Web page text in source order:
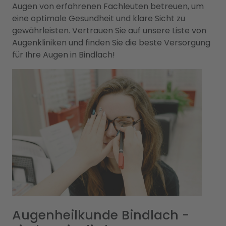
Augen von erfahrenen Fachleuten betreuen, um
eine optimale Gesundheit und klare Sicht zu
gewährleisten. Vertrauen Sie auf unsere Liste von
Augenkliniken und finden Sie die beste Versorgung
für Ihre Augen in Bindlach!
Augenheilkunde Bindlach -